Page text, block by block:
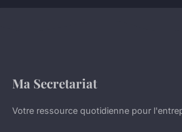
Ma Secretariat
Votre ressource quotidienne pour